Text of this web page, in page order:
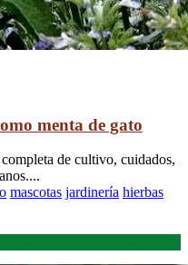
menta de gato
de cultivo, cuidados,
mascotas jardinería hierbas